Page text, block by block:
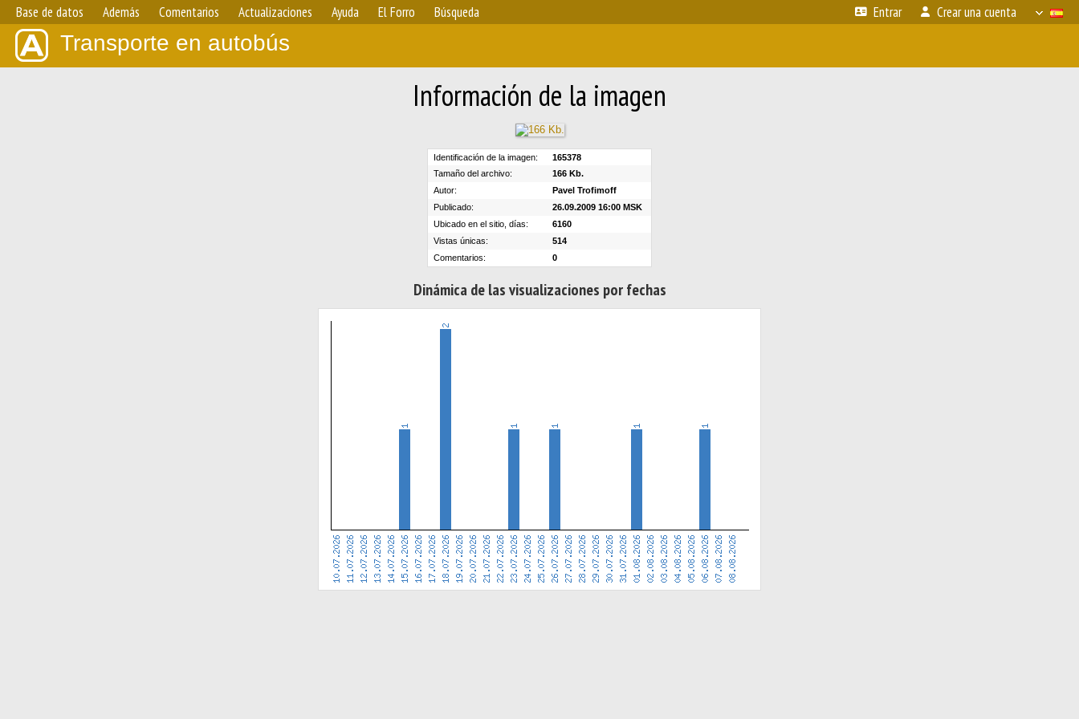
Base de datos Además Comentarios Actualizaciones Ayuda El Forro Búsqueda Entrar Crear una cuenta
Transporte en autobús
Información de la imagen
Identificación de la imagen:
165378
Tamaño del archivo:
166 Kb.
Autor:
Pavel Trofimoff
Publicado:
26.09.2009 16:00 MSK
Ubicado en el sitio, días:
6160
Vistas únicas:
514
Comentarios:
0
Dinámica de las visualizaciones por fechas